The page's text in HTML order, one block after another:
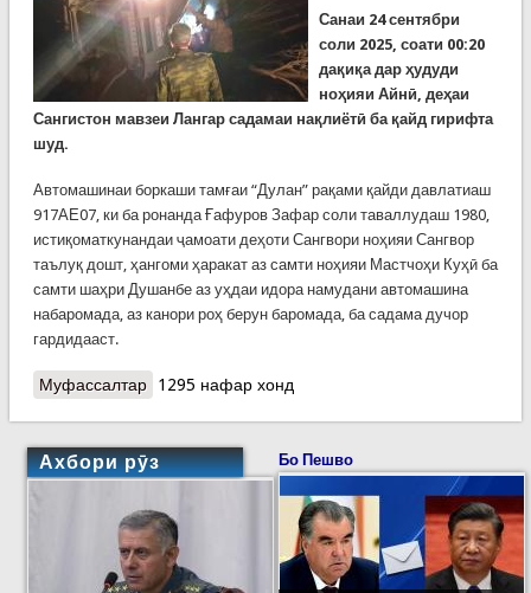
Санаи 24 сентябри
соли 2025, соати 00:20
дақиқа дар ҳудуди
ноҳияи Айнӣ, деҳаи
Сангистон мавзеи Лангар садамаи нақлиётӣ ба қайд гирифта
шуд.
Автомашинаи боркаши тамғаи “Дулан” рақами қайди давлатиаш
917АЕ07, ки ба ронанда Ғафуров Зафар соли таваллудаш 1980,
истиқоматкунандаи ҷамоати деҳоти Сангвори ноҳияи Сангвор
таълуқ дошт, ҳангоми ҳаракат аз самти ноҳияи Мастчоҳи Куҳӣ ба
самти шаҳри Душанбе аз уҳдаи идора намудани автомашина
набаромада, аз канори роҳ берун баромада, ба садама дучор
гардидааст.
Муфассалтаро КҲФ: Хабари фаврӣ Наҷотдиҳандагон боз як
1295 нафар хонд
Ахбори рӯз Бо Пешво